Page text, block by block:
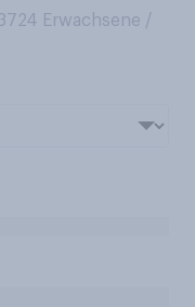
Erwachsene /